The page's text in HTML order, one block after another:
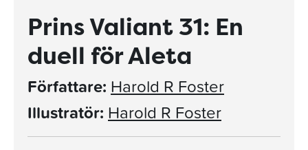
Prins Valiant 31: En
duell för Aleta
Författare: Harold R Foster
Illustratör: Harold R Foster